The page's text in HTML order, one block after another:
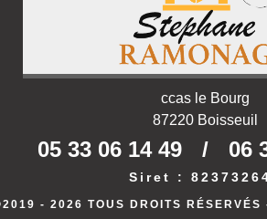
ccas le Bourg
87220 Boisseuil
05 33 06 14 49 / 06
Siret :
- 2026 TOUS DROITS RÉSERVÉS